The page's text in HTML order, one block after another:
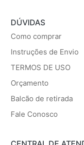
DÚVIDAS
Como comprar
Instruções de Envio
TERMOS DE USO
Orçamento
Balcão de retirada
Fale Conosco